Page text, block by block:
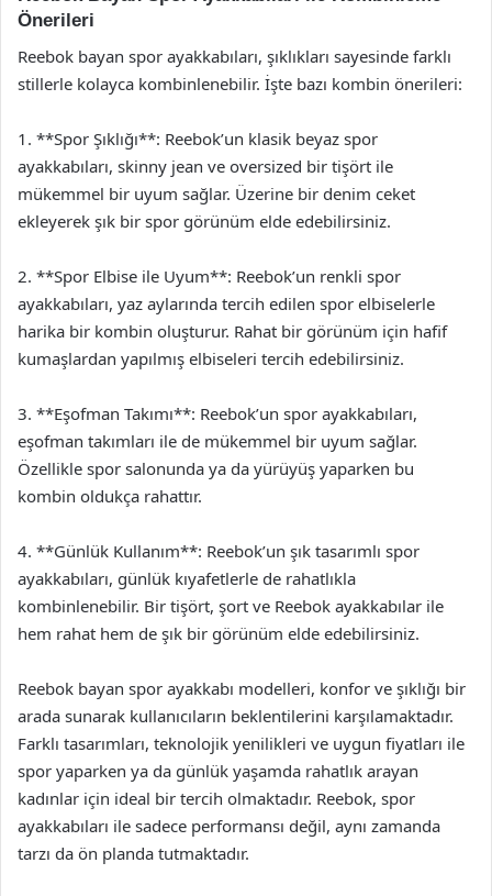
Önerileri
Reebok bayan spor ayakkabıları, şıklıkları sayesinde farklı
stillerle kolayca kombinlenebilir. İşte bazı kombin önerileri:
1. **Spor Şıklığı**: Reebok’un klasik beyaz spor
ayakkabıları, skinny jean ve oversized bir tişört ile
mükemmel bir uyum sağlar. Üzerine bir denim ceket
ekleyerek şık bir spor görünüm elde edebilirsiniz.
2. **Spor Elbise ile Uyum**: Reebok’un renkli spor
ayakkabıları, yaz aylarında tercih edilen spor elbiselerle
harika bir kombin oluşturur. Rahat bir görünüm için hafif
kumaşlardan yapılmış elbiseleri tercih edebilirsiniz.
3. **Eşofman Takımı**: Reebok’un spor ayakkabıları,
eşofman takımları ile de mükemmel bir uyum sağlar.
Özellikle spor salonunda ya da yürüyüş yaparken bu
kombin oldukça rahattır.
4. **Günlük Kullanım**: Reebok’un şık tasarımlı spor
ayakkabıları, günlük kıyafetlerle de rahatlıkla
kombinlenebilir. Bir tişört, şort ve Reebok ayakkabılar ile
hem rahat hem de şık bir görünüm elde edebilirsiniz.
Reebok bayan spor ayakkabı modelleri, konfor ve şıklığı bir
arada sunarak kullanıcıların beklentilerini karşılamaktadır.
Farklı tasarımları, teknolojik yenilikleri ve uygun fiyatları ile
spor yaparken ya da günlük yaşamda rahatlık arayan
kadınlar için ideal bir tercih olmaktadır. Reebok, spor
ayakkabıları ile sadece performansı değil, aynı zamanda
tarzı da ön planda tutmaktadır.